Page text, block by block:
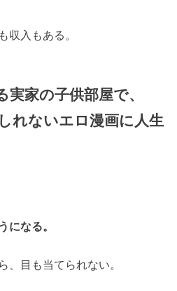
収入もある。
家の子供部屋で、
れないエロ漫画に人生
になる。
、目も当てられない。